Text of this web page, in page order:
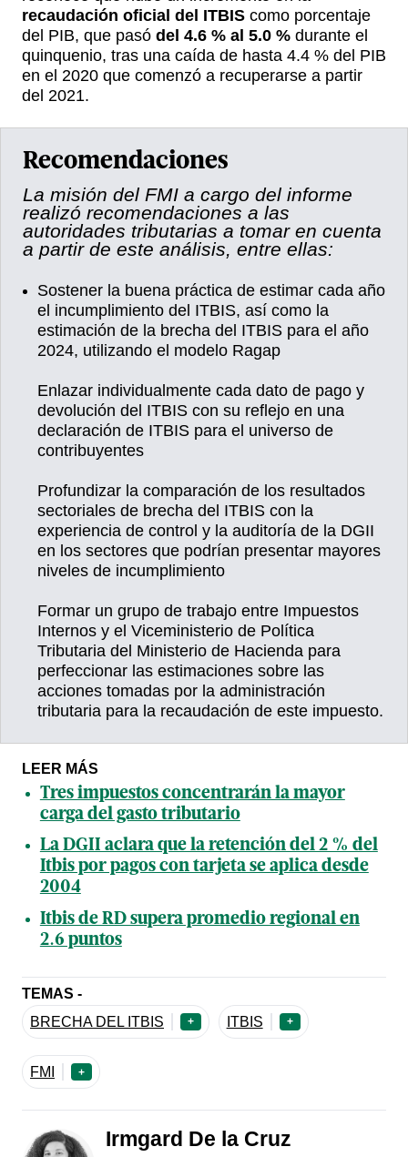
recaudación oficial del ITBIS como porcentaje
del PIB, que pasó del 4.6 % al 5.0 % durante el
quinquenio, tras una caída de hasta 4.4 % del PIB
en el 2020 que comenzó a recuperarse a partir
del 2021.
Recomendaciones
La misión del FMI a cargo del informe
realizó recomendaciones a las
autoridades tributarias a tomar en cuenta
a partir de este análisis, entre ellas:
Sostener la buena práctica de estimar cada año
el incumplimiento del ITBIS, así como la
estimación de la brecha del ITBIS para el año
2024, utilizando el modelo Ragap
Enlazar individualmente cada dato de pago y
devolución del ITBIS con su reflejo en una
declaración de ITBIS para el universo de
contribuyentes
Profundizar la comparación de los resultados
sectoriales de brecha del ITBIS con la
experiencia de control y la auditoría de la DGII
en los sectores que podrían presentar mayores
niveles de incumplimiento
Formar un grupo de trabajo entre Impuestos
Internos y el Viceministerio de Política
Tributaria del Ministerio de Hacienda para
perfeccionar las estimaciones sobre las
acciones tomadas por la administración
tributaria para la recaudación de este impuesto.
LEER MÁS
Tres impuestos concentrarán la mayor
carga del gasto tributario
La DGII aclara que la retención del 2 % del
Itbis por pagos con tarjeta se aplica desde
2004
Itbis de RD supera promedio regional en
2.6 puntos
TEMAS -
BRECHA DEL ITBIS
+ ITBIS +
FMI +
Irmgard De la Cruz